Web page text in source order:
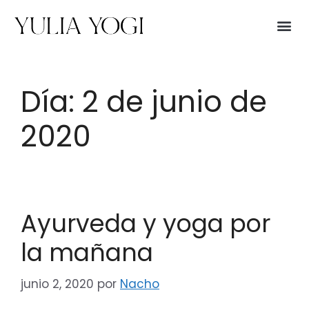
Día: 2 de junio de
2020
Ayurveda y yoga por
la mañana
junio 2, 2020 por Nacho